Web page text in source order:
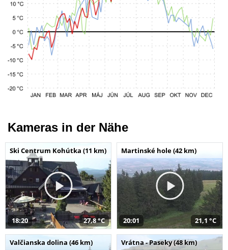
Kameras in der Nähe
Ski Centrum Kohútka (11 km)
18:20 27,8 °C
Martinské hole (42 km)
20:01 21,1 °C
Valčianska dolina (46 km) Vrátna - Paseky (48 km)